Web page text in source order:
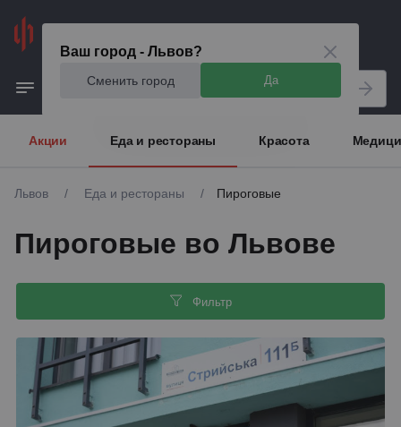
Ваш город - Львов?
Сменить город Да
Акции Еда и рестораны Красота
Львов / Еда и рестораны / Пироговые
Пироговые во Львове
Фильтр